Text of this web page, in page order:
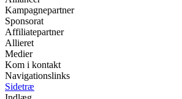
Kampagnepartner
Sponsorat
Affiliatepartner
Allieret
Medier
Kom i kontakt
Navigationslinks
Sidetræ